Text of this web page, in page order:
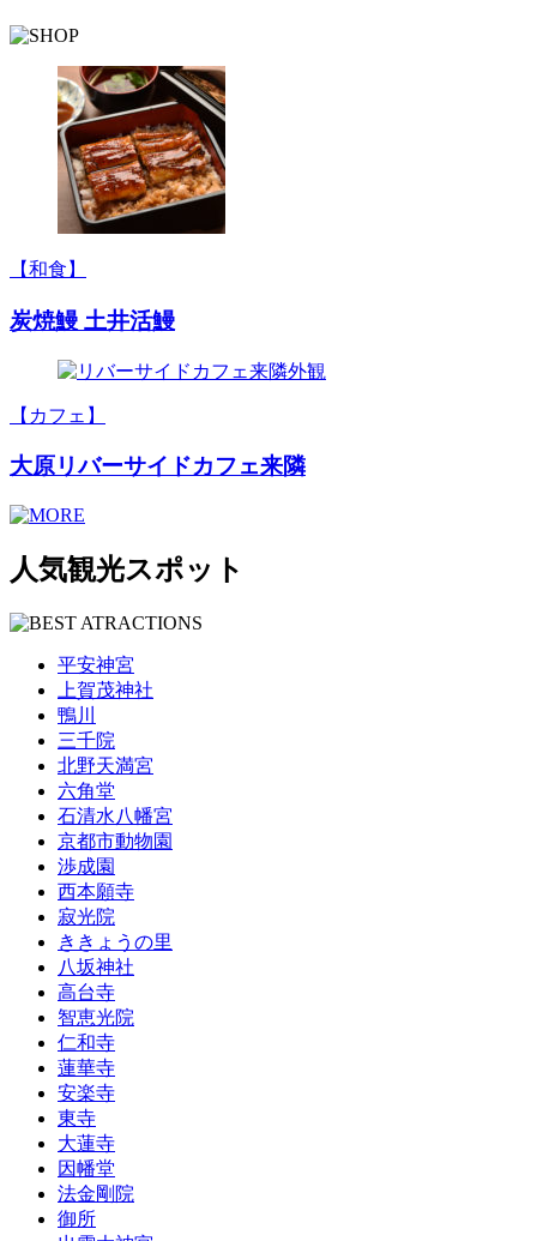
【和食】
炭焼鰻 土井活鰻
【カフェ】
大原リバーサイドカフェ来隣
人気観光スポット
平安神宮
上賀茂神社
鴨川
三千院
北野天満宮
六角堂
石清水八幡宮
京都市動物園
渉成園
西本願寺
寂光院
ききょうの里
八坂神社
高台寺
智恵光院
仁和寺
蓮華寺
安楽寺
東寺
大蓮寺
因幡堂
法金剛院
御所